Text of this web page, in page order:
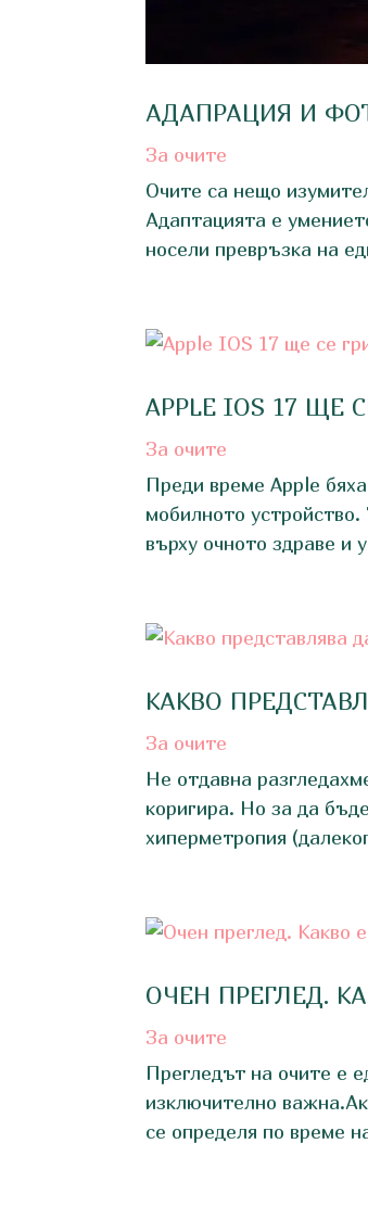
АДАПРАЦИЯ И
За очите
Очите са нещо
Адаптацията е
носели превръзка на
APPLE IOS 17
За очите
Преди време Apple
мобилното
върху очното здраве и
КАКВО
За очите
Не отдавна
коригира. Но за да
хиперметропия
ОЧЕН ПРЕГЛЕД.
За очите
Прегледът на очите е
изключително
се определя по време